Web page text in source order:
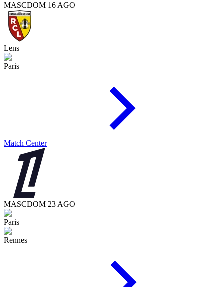
MASCDOM 16 AGO
Lens
Paris
Match Center
MASCDOM 23 AGO
Paris
Rennes